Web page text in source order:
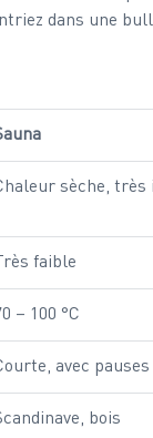
dans une
sèche, très
faible
– 100 °C
avec pauses
bois